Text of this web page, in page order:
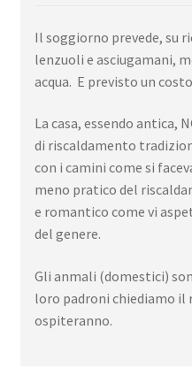
Il soggiorno prevede, su
lenzuoli e asciugamani,
acqua. E previsto un
La casa, essendo antica,
di riscaldamento
con i camini come si
meno pratico del
e romantico come vi
del genere.
Gli anmali (domestici)
loro padroni chiediamo
ospiteranno.